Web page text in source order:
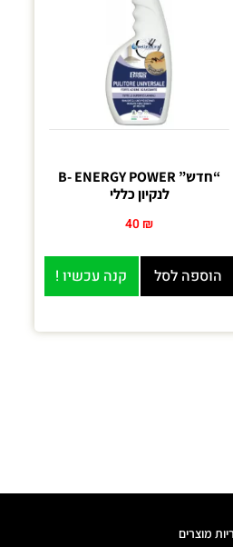
“חדש” B- ENERGY POWER
לנקיון כללי
40 ₪
הוספה לסל קנה עכשיו !
מוצרים